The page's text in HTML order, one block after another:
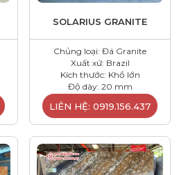
SOLARIUS GRANITE
Chủng loại: Đá Granite
Xuất xứ: Brazil
Kích thước: Khổ lớn
Độ dày: 20 mm
LIÊN HỆ: 0919.156.437